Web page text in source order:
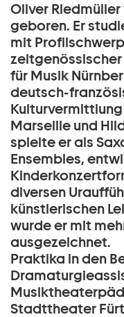
Oliver Riedmüller
geboren. Er
mit
für Musik
deutsch-
Marseille und
spielte er als
Ensembles,
diversen
künstlerischen
wurde er mit
ausgezeichnet.
Praktika in den
Stadttheater